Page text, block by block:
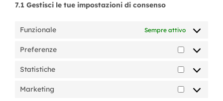
7.1 Gestisci le tue impostazioni di consenso
Funzionale Sempre attivo
Preferenze
Preferenze
Statistiche
Statistiche
Marketing
Marketing